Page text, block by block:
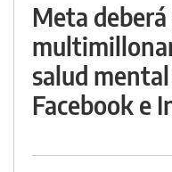
Meta
salud
Facebook e